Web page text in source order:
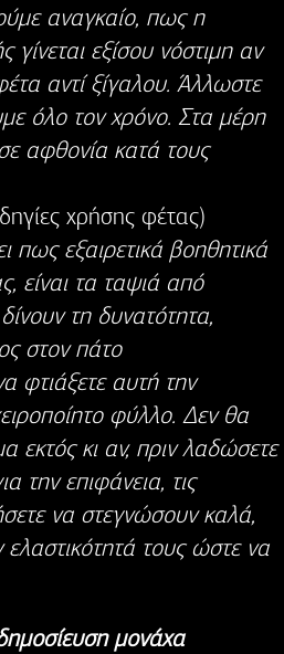
αναγκαίο, πως η
γίνεται εξίσου νόστιμη αν
αντί ξίγαλου. Άλλωστε
όλο τον χρόνο. Στα μέρη
αφθονία κατά τους
χρήσης φέτας)
πως εξαιρετικά βοηθητικά
είναι τα ταψιά από
τη δυνατότητα,
στον πάτο
φτιάξετε αυτή την
φύλλο. Δεν θα
εκτός κι αν, πριν λαδώσετε
την επιφάνεια, τις
να στεγνώσουν καλά,
ελαστικότητά τους ώστε να
μονάχα